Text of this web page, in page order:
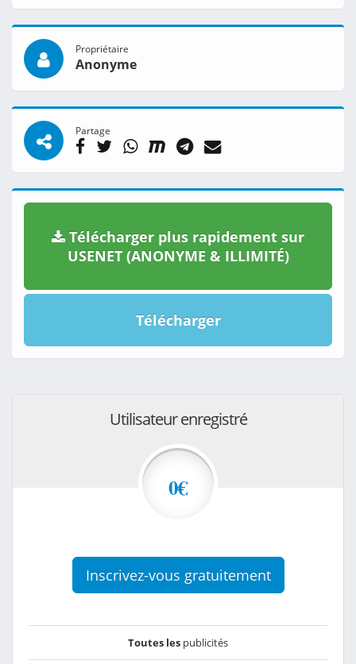
Propriétaire
Anonyme
Partage
Télécharger plus rapidement sur
USENET (ANONYME & ILLIMITÉ)
Télécharger
Utilisateur enregistré
0€
Inscrivez-vous gratuitement
Toutes les publicités